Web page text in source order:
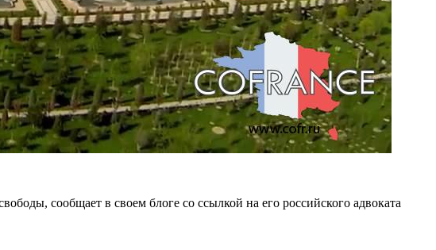
сообщает в своем блоге со ссылкой на его российского адвоката